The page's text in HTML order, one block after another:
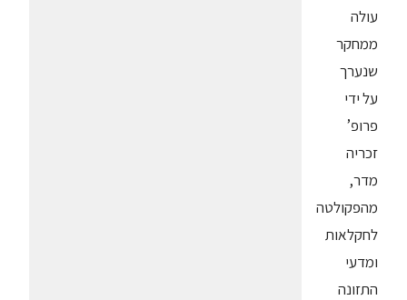
עולה
ממחקר
שנערך
על ידי
פרופ’
זכריה
מדר,
מהפקולטה
לחקלאות
ומדעי
התזונה